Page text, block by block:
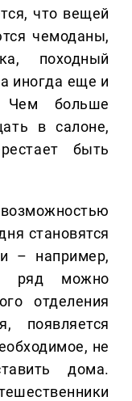
что вещей
чемоданы,
походный
иногда еще и
Чем больше
в салоне,
быть
становятся
– например,
ряд можно
отделения
появляется
не
дома.